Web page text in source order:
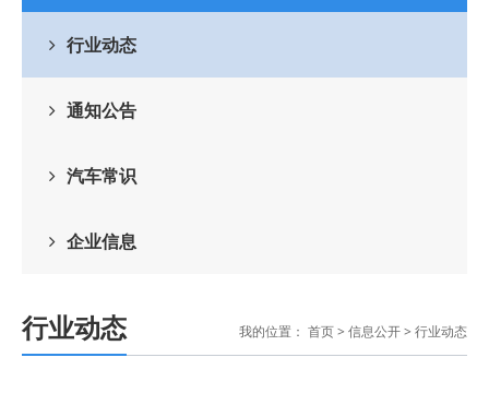
2026-07-17
暨人工智能全球治理高级别会
2026-07-17
· 吉利汽车集团成立销售总公司；奇
瑞成为首个单月出口突破20万辆
· 吴赟任上汽大众总经理 陶海龙履新
2000元；1～6月汽车制造业
· 相关部门回应网传“北京或将推出郊
行业动态
通知公告
汽车常识
企业信息
行业动态 我的位置： 首页> 信息公开> 行业动态